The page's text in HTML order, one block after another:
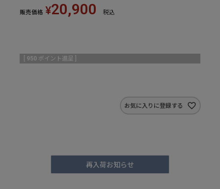
販売価格 ¥20,900 税込
950 ポイント進呈 ]
お気に入りに登録する
再入荷お知らせ